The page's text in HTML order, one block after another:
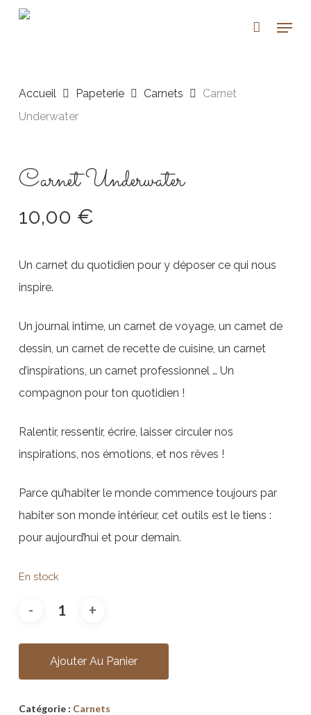
Skip
Menu
Accueil Papeterie Carnets
Carnet
Underwater
Carnet Underwater
10,00 €
Un carnet du quotidien pour y déposer ce qui nous
inspire.
Un journal intime, un carnet de voyage, un carnet de
dessin, un carnet de recette de cuisine, un carnet
d’inspirations, un carnet professionnel … Un
compagnon pour ton quotidien !
Ralentir, ressentir, écrire, laisser circuler nos
inspirations, nos émotions, et nos rêves !
Parce qu’habiter le monde commence toujours par
habiter son monde intérieur, cet outils est le tiens :
pour aujourd’hui et pour demain.
En stock
Ajouter Au Panier
Catégorie : Carnets